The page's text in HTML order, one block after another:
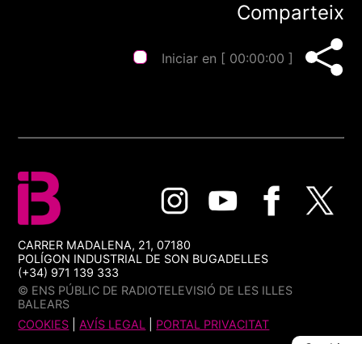
Comparteix
Iniciar en [ 00:00:00 ]
CARRER MADALENA, 21, 07180
POLÍGON INDUSTRIAL DE SON BUGADELLES
(+34) 971 139 333
© ENS PÚBLIC DE RADIOTELEVISIÓ DE LES ILLES
BALEARS
COOKIES |AVÍS LEGAL PORTAL PRIVACITAT